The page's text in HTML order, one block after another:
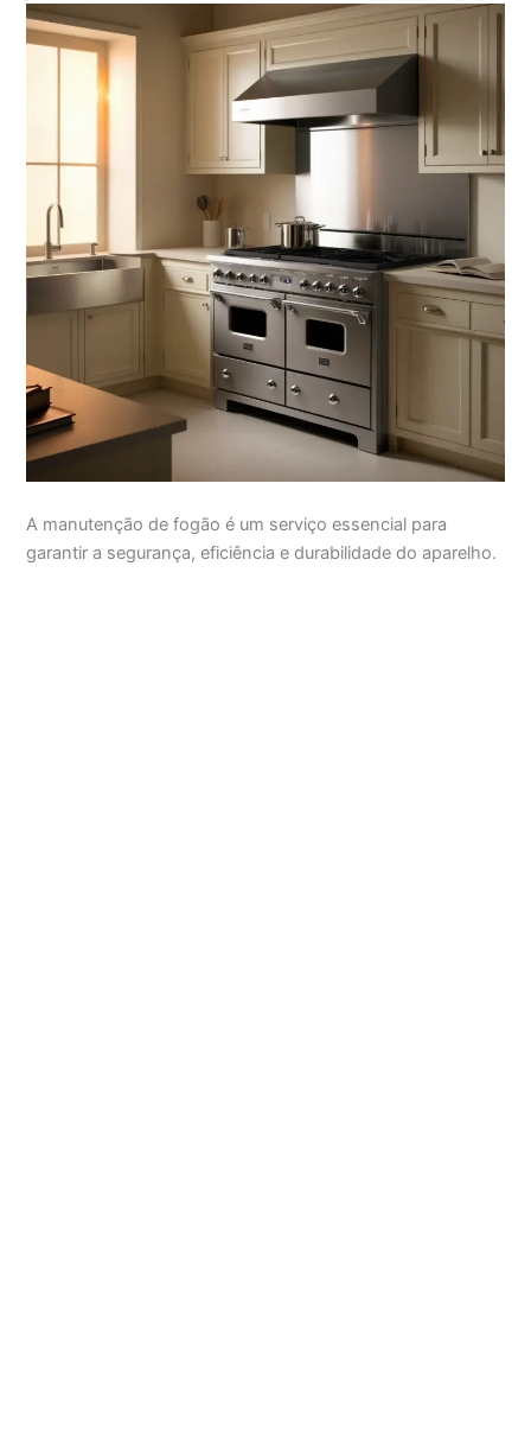
A manutenção de fogão é um serviço essencial para
garantir a segurança, eficiência e durabilidade do aparelho.